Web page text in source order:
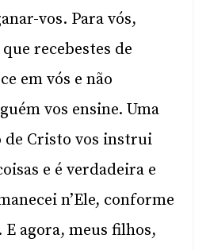
vos. Para vós,
recebestes de
em vós e não
vos ensine. Uma
de Cristo vos instrui
e é verdadeira e
n’Ele, conforme
E agora, meus filhos,